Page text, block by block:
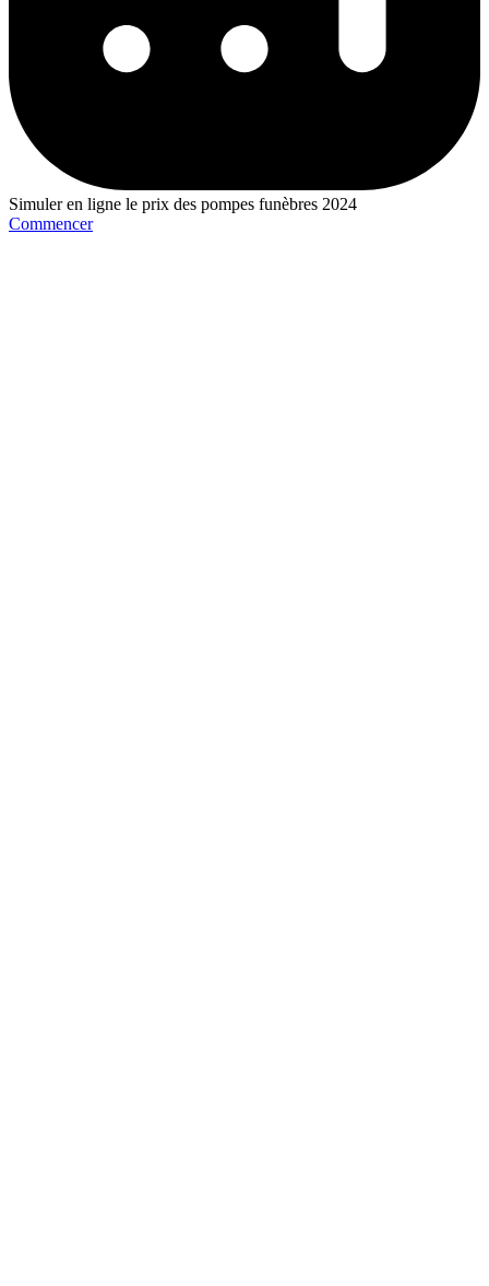
Simuler en ligne le prix des pompes funèbres 2024
Commencer